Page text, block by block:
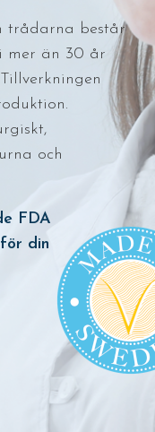
trådarna består
mer än 30 år
och
FDA
din